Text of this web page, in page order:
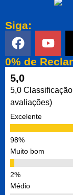
Siga:
0% de
5,0
5,0
avaliações)
Excelente
Muito bom
Médio